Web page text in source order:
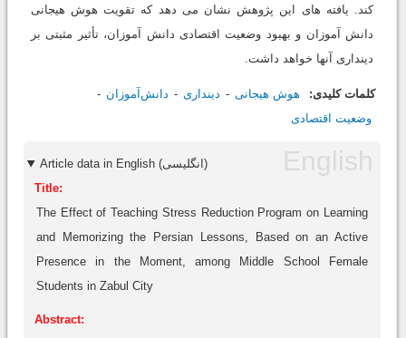
کند. یافته های این پژوهش نشان می دهد که تقویت هوش هیجانی
دانش آموزان و بهبود وضعیت اقتصادی دانش آموزان، تأثیر مثبتی بر
دینداری آنها خواهد داشت.
کلمات کلیدی: هوش هیجانی دینداری
دانش‌آموزان
وضعیت اقتصادی
Article data in English (انگلیسی)
Title:
The Effect of Teaching Stress Reduction Program on Learning
and Memorizing the Persian Lessons, Based on an Active
Presence in the Moment, among Middle School Female
Students in Zabul City
Abstract: